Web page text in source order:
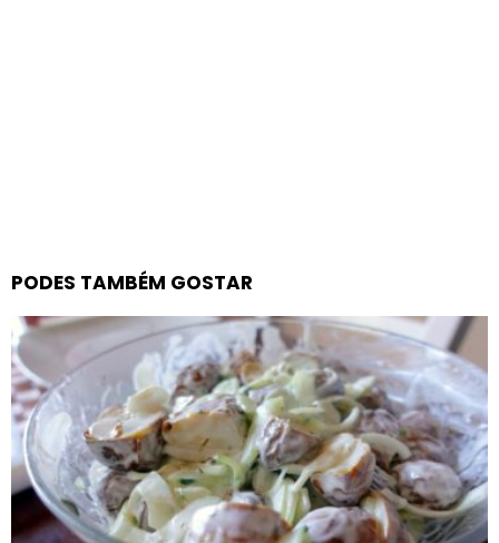
PODES TAMBÉM GOSTAR